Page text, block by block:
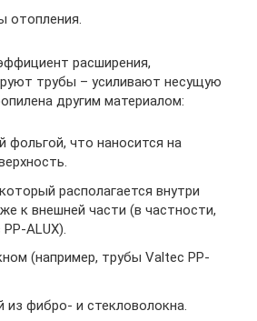
отопления.
расширения,
трубы – усиливают несущую
другим материалом:
фольгой, что наносится на
располагается внутри
к внешней части (в частности,
ALUX).
(например, трубы Valtec PP-
из фибро- и стекловолокна.